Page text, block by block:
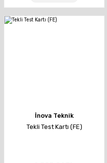
İnova Teknik
Tekli Test Kartı (FE)